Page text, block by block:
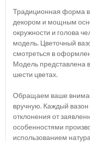
Традиционная форма
декором и мощным
окружности и голова
модель. Цветочный
смотреться в
Модель представлена
шести цветах.
Обращаем ваше
вручную. Каждый
отклонения от
особенностями
использованием